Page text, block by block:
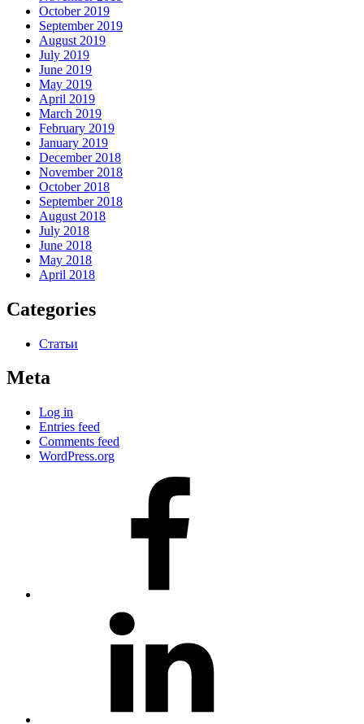
October 2019
September 2019
August 2019
July 2019
June 2019
May 2019
April 2019
March 2019
February 2019
January 2019
December 2018
November 2018
October 2018
September 2018
August 2018
July 2018
June 2018
May 2018
April 2018
Categories
Статьи
Meta
Log in
Entries feed
Comments feed
WordPress.org